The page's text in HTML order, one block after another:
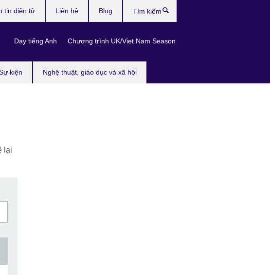
kiện Nghệ thuật, giáo dục và xã hội
Dạy tiếng Anh Chương trình UK/Viet Nam Season
tin điện tử Liên hệ Blog
kiếm
lại